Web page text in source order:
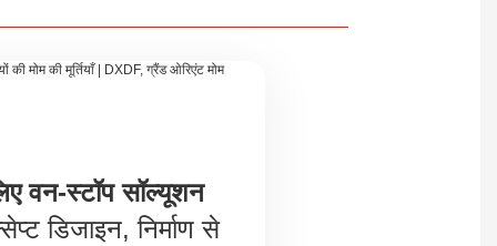
वन-स्टॉप सॉल्यूशन
डिजाइन, निर्माण से